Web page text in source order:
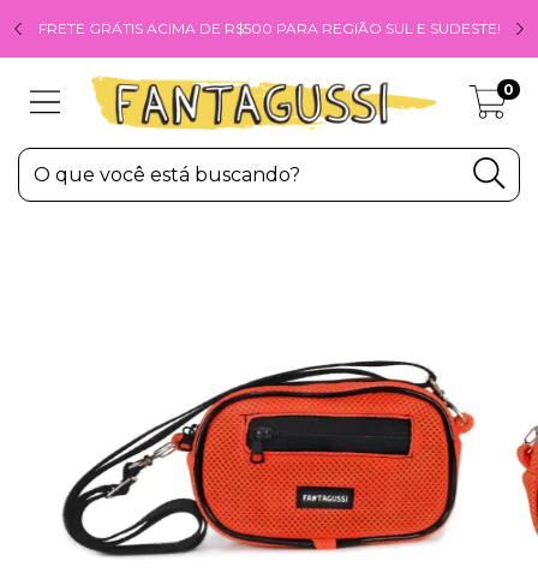
FRETE GRÁTIS ACIMA DE R$500 PARA REGIÃO SUL E SUDESTE!
0